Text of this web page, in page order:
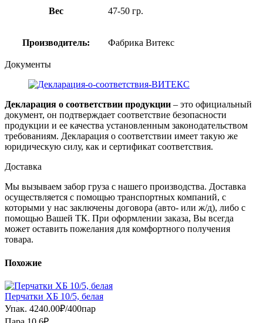
Вес 47-50 гр.
Производитель: Фабрика Витекс
Документы
Декларация о соответствии продукции – это официальный
документ, он подтверждает соответствие безопасности
продукции и ее качества установленным законодательством
требованиям. Декларация о соответствии имеет такую же
юридическую силу, как и сертификат соответствия.
Доставка
Мы вызываем забор груза с нашего производства. Доставка
осуществляется с помощью транспортных компаний, с
которыми у нас заключены договора (авто- или ж/д), либо с
помощью Вашей ТК. При оформлении заказа, Вы всегда
может оставить пожелания для комфортного получения
товара.
Похожие
Перчатки ХБ 10/5, белая
Упак. 4240.00₽/400пар